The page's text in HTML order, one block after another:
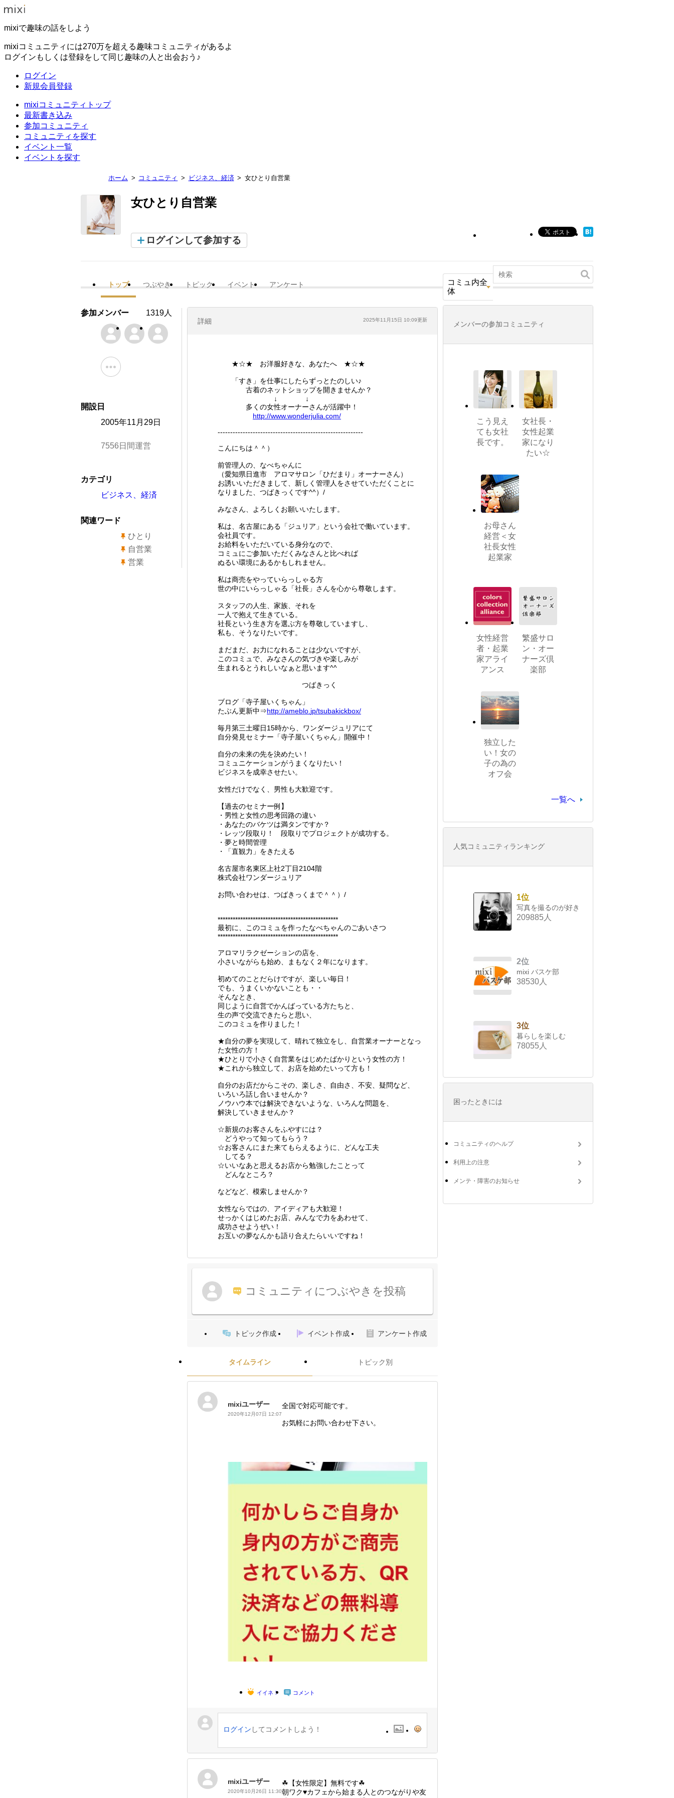
mixiで趣味の話をしよう
mixiコミュニティには270万を超える趣味コミュニティがあるよ
ログインもしくは登録をして同じ趣味の人と出会おう♪
ログイン
新規会員登録
mixiコミュニティトップ
最新書き込み
参加コミュニティ
コミュニティを探す
イベント一覧
イベントを探す
ホーム コミュニティ ビジネス、経済 女ひとり自営業
女ひとり自営業
ログインして参加する
トップ つぶやき トピック イベント アンケート
コミュ内全
体
詳細 2025年11月15日 10:09更新
★☆★ お洋服好きな、あなたへ ★☆★
「すき」を仕事にしたらずっとたのしい♪
古着のネットショップを開きませんか？
↓ ↓
多くの女性オーナーさんが活躍中！
http://www.wonderjulia.com/
----------------------------------------------------------
こんにちは＾＾）
前管理人の、なべちゃんに
（愛知県日進市 アロマサロン「ひだまり」オーナーさん）
お誘いいただきまして、新しく管理人をさせていただくことに
なりました、つばきっくです^^）/
みなさん、よろしくお願いいたします。
私は、名古屋にある「ジュリア」という会社で働いています。
会社員です。
お給料をいただいている身分なので、
コミュにご参加いただくみなさんと比べれば
ぬるい環境にあるかもしれません。
私は商売をやっていらっしゃる方
世の中にいらっしゃる「社長」さんを心から尊敬します。
スタッフの人生、家族、それを
一人で抱えて生きている。
社長という生き方を選ぶ方を尊敬していますし、
私も、そうなりたいです。
まだまだ、お力になれることは少ないですが、
このコミュで、みなさんの気づきや楽しみが
生まれるとうれしいなぁと思います^^
つばきっく
ブログ「寺子屋いくちゃん」
たぶん更新中⇒http://ameblo. jp/tsubakickbox/
毎月第三土曜日15時から、ワンダージュリアにて
自分発見セミナー「寺子屋いくちゃん」開催中！
自分の未来の先を決めたい！
コミュニケーションがうまくなりたい！
ビジネスを成幸させたい。
女性だけでなく、男性も大歓迎です。
【過去のセミナー例】
・男性と女性の思考回路の違い
・あなたのバケツは満タンですか？
・レッツ段取り！ 段取りでプロジェクトが成功する。
・夢と時間管理
・「直観力」をきたえる
名古屋市名東区上社2丁目2104階
株式会社ワンダージュリア
お問い合わせは、つばきっくまで＾＾）/
************************************************
最初に、このコミュを作ったなべちゃんのごあいさつ
************************************************
アロマリラクゼーションの店を、
小さいながらも始め、まもなく２年になります。
初めてのことだらけですが、楽しい毎日！
でも、うまくいかないことも・・
そんなとき、
同じように自営でかんばっている方たちと、
生の声で交流できたらと思い、
このコミュを作りました！
★自分の夢を実現して、晴れて独立をし、自営業オーナーとなっ
た女性の方！
★ひとりで小さく自営業をはじめたばかりという女性の方！
★これから独立して、お店を始めたいって方も！
自分のお店だからこその、楽しさ、自由さ、不安、疑問など、
いろいろ話し合いませんか？
ノウハウ本では解決できないような、いろんな問題を、
解決していきませんか？
☆新規のお客さんをふやすには？
どうやって知ってもらう？
☆お客さんにまた来てもらえるように、どんな工夫
してる？
☆いいなあと思えるお店から勉強したことって
どんなところ？
などなど、模索しませんか？
女性ならではの、アイディアも大歓迎！
せっかくはじめたお店、みんなで力をあわせて、
成功させようぜい！
お互いの夢なんかも語り合えたらいいですね！
コミュニティにつぶやきを投稿
トピック作成 イベント作成 アンケート作成
タイムライン トピック別
mixiユーザー
2020年12月07日 12:07
全国で対応可能です。
お気軽にお問い合わせ下さい。
イイネ！ コメント
ログイン してコメントしよう！
mixiユーザー
2020年10月26日 11:30
☘【女性限定】無料です☘
朝ワク♥カフェから始まる人とのつながりや友
参加メンバー 1319人
開設日
2005年11月29日
7556日間運営
カテゴリ
ビジネス、経済
関連ワード
ひとり
自営業
営業
メンバーの参加コミュニティ
こう見え
ても女社
長です。
女社長・
女性起業
家になり
たい☆
お母さん
経営＜女
社長女性
起業家
女性経営
者・起業
家アライ
アンス
繁盛サロ
ン・オー
ナーズ倶
楽部
独立した
い！女の
子の為の
オフ会
一覧へ
人気コミュニティランキング
1位
写真を撮るのが好き
209885人
2位
mixi バスケ部
38530人
3位
暮らしを楽しむ
78055人
困ったときには
コミュニティのヘルプ
利用上の注意
メンテ・障害のお知らせ